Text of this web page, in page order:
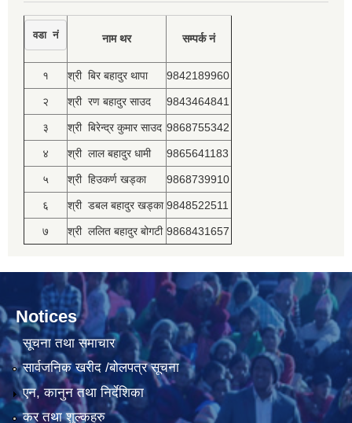
वडा नं नाम थर सम्पर्क नं
१ श्री बिर बहादुर थापा 9842189960
२ श्री रण बहादुर साउद 9843464841
३ श्री बिरेन्द्र कुमार साउद 9868755342
४ श्री लाल बहादुर धामी 9865641183
५ श्री हिउकर्ण खड्का 9868739910
६ श्री डबल बहादुर खड्का 9848522511
७ श्री ललित बहादुर बोगटी 9868431657
Notices
सूचना तथा समाचार
सार्वजनिक खरीद /बोलपत्र सूचना
एन, कानुन तथा निर्देशिका
कर तथा शुल्कहरु